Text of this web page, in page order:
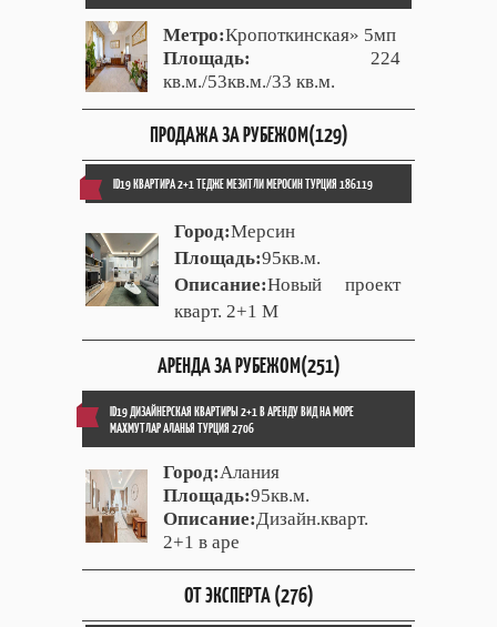
Метро:Кропоткинская» 5мп
Площадь:
224
кв.м./53кв.м./33 кв.м.
ПРОДАЖА ЗА РУБЕЖОМ(129)
ID19 КВАРТИРА 2+1 ТЕДЖЕ МЕЗИТЛИ МЕРОСИН ТУРЦИЯ 186119
Город:Мерсин
Площадь:95кв.м.
Описание:Новый проект
кварт. 2+1 М
АРЕНДА ЗА РУБЕЖОМ(251)
ID19 ДИЗАЙНЕРСКАЯ КВАРТИРЫ 2+1 В АРЕНДУ ВИД НА МОРЕ
МАХМУТЛАР АЛАНЬЯ ТУРЦИЯ 2706
Город:Алания
Площадь:95кв.м.
Описание:Дизайн.кварт.
2+1 в аре
ОТ ЭКСПЕРТА (276)